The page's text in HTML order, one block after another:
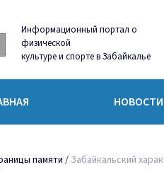
Информационный портал о
физической
культуре и спорте в Забайкалье
НОВОСТИ
памяти/ Забайкальский